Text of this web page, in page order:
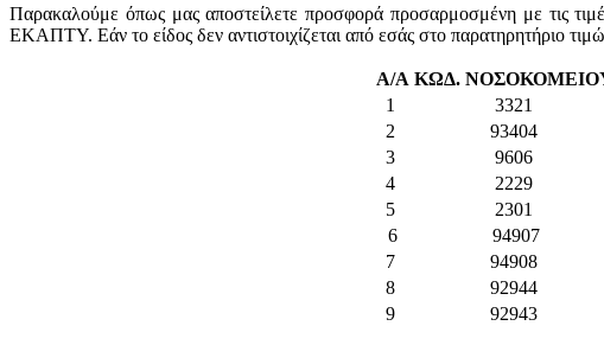
Παρακαλούμε όπως μας αποστείλετε προσφορά προσαρμοσμένη με τις
ΕΚΑΠΤΥ. Εάν το είδος δεν αντιστοιχίζεται από εσάς στο παρατηρητήριο
Α/Α ΚΩΔ.
1
3321
2
93404
3
9606
4
2229
5
2301
6
94907
7
94908
8
92944
9
92943